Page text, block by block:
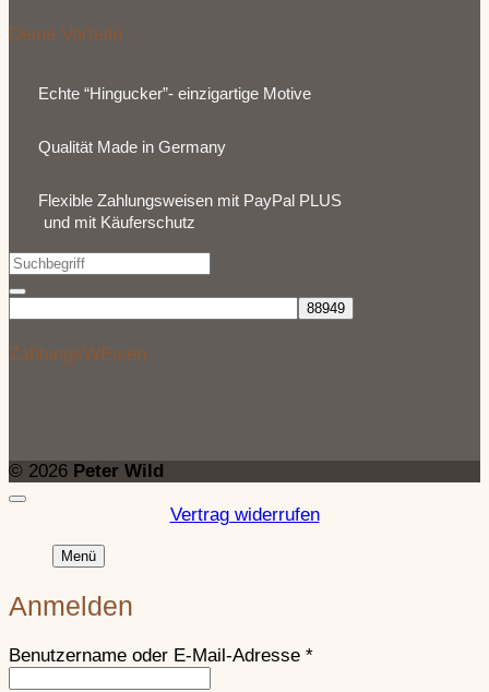
Deine Vorteile
Echte “Hingucker”- einzigartige Motive
Qualität Made in Germany
Flexible Zahlungsweisen mit PayPal PLUS
und mit Käuferschutz
ZahlungsWEisen
© 2026 Peter Wild
Vertrag widerrufen
Menü
Anmelden
Benutzername oder E-Mail-Adresse *Erforderlich